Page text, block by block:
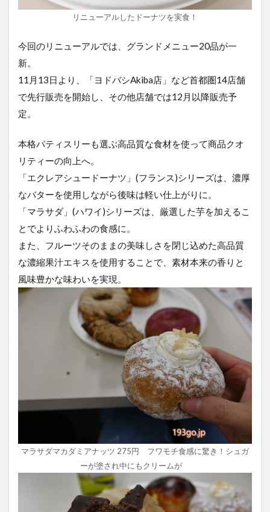
リニューアルしたドーナツを実食！
今回のリニューアルでは、グランドメニュー20品が一
新。
11月13日より、「ヨドバシAkiba店」など首都圏14店舗
で先行販売を開始し、その他店舗では12月以降販売予
定。
本格パティスリーも選ぶ高品質な食材を使って商品クオ
リティーの向上へ。
「エクレアシュードーナツ」(フランス)シリーズは、濃厚
なバターを使用しながら後味は軽い仕上がりに。
「マラサダ」(ハワイ)シリーズは、厳選した芋を加えるこ
とでよりふわふわの食感に。
また、フルーツそのままの美味しさを閉じ込めた高品質
な濃縮果汁エキスを使用することで、素材本来の香りと
風味豊かな味わいを実現。
マラサダマカダミアナッツ 275円 フワモチ食感に驚き！シュガ
ーが塗され中にもクリームが